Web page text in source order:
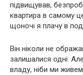
підвищував,
квартира в самому
щоночі я плачу в
Він ніколи не
залишалися одні.
владу, ніби ми